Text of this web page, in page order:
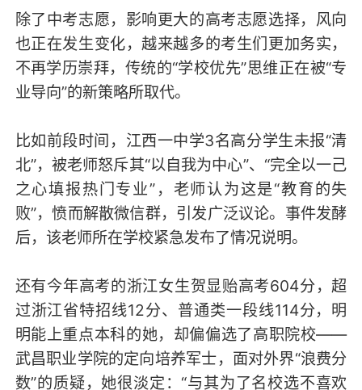
除了中考志愿，影响更大的高考志愿选择，风向
也正在发生变化，越来越多的考生们更加务实，
不再学历崇拜，传统的“学校优先”思维正在被“专
业导向”的新策略所取代。
比如前段时间，江西一中学3名高分学生未报“清
北”，被老师怒斥其“以自我为中心”、“完全以一己
之心填报热门专业”，老师认为这是“教育的失
败”，愤而解散微信群，引发广泛议论。事件发酵
后，该老师所在学校紧急发布了情况说明。
还有今年高考的浙江女生贺显贻高考604分，超
过浙江省特招线12分、普通类一段线114分，明
明能上重点本科的她，却偏偏选了高职院校——
武昌职业学院的定向培养军士，面对外界“浪费分
数”的质疑，她很淡定：“与其为了名校选不喜欢